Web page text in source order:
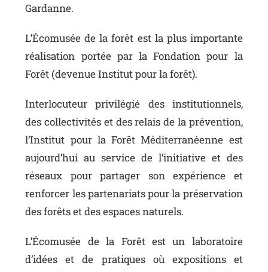
Gardanne.
L’Écomusée de la forêt est la plus importante
réalisation portée par la Fondation pour la
Forêt (devenue Institut pour la forêt).
Interlocuteur privilégié des institutionnels,
des collectivités et des relais de la prévention,
l‘Institut pour la Forêt Méditerranéenne est
aujourd’hui au service de l’initiative et des
réseaux pour partager son expérience et
renforcer les partenariats pour la préservation
des forêts et des espaces naturels.
L’Écomusée de la Forêt est un laboratoire
d’idées et de pratiques où expositions et